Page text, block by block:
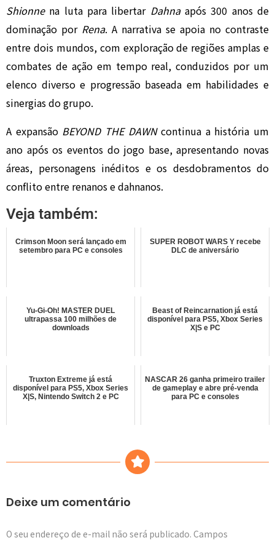
Shionnena luta para libertar Dahnaapós 300 anos de
dominação por Rena. A narrativa se apoia no contraste
entre dois mundos, com exploração de regiões amplas e
combates de ação em tempo real, conduzidos por um
elenco diverso e progressão baseada em habilidades e
sinergias do grupo.
A expansão BEYOND THE DAWNcontinua a história um
ano após os eventos do jogo base, apresentando novas
áreas, personagens inéditos e os desdobramentos do
conflito entre renanos e dahnanos.
Veja também:
Crimson Moon será lançado em
setembro para PC e consoles
SUPER ROBOT WARS Y recebe
DLC de aniversário
Yu-Gi-Oh! MASTER DUEL
ultrapassa 100 milhões de
downloads
Beast of Reincarnation já está
disponível para PS5, Xbox Series
X|S e PC
Truxton Extreme já está
disponível para PS5, Xbox Series
X|S, Nintendo Switch 2 e PC
NASCAR 26 ganha primeiro trailer
de gameplay e abre pré-venda
para PC e consoles
Deixe um comentário
O seu endereço de e-mail não será publicado. Campos